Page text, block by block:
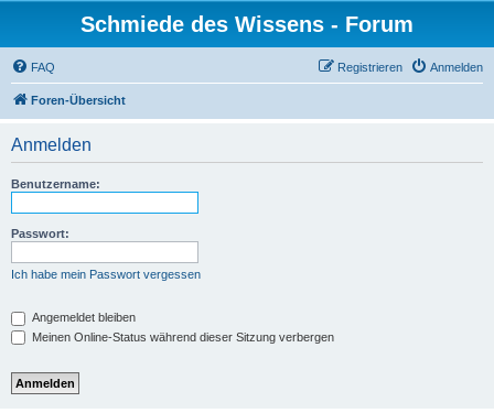
Schmiede des Wissens - Forum
FAQ Anmelden
Registrieren
Foren-Übersicht
Anmelden
Benutzername:
Passwort:
Ich habe mein Passwort vergessen
Angemeldet bleiben
Meinen Online-Status während dieser Sitzung verbergen